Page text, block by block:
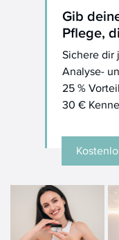
Gib
Pflege,
Sichere dir
Analyse-
25 %
30 €